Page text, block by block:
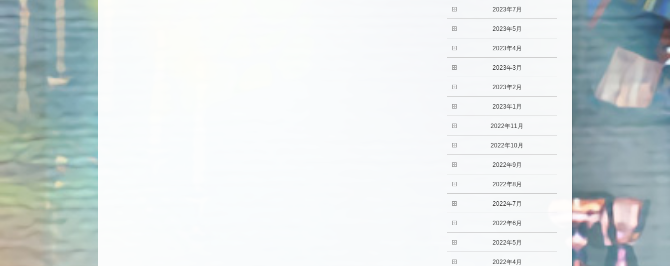
2023年7月
2023年5月
2023年4月
2023年3月
2023年2月
2023年1月
2022年11月
2022年10月
2022年9月
2022年8月
2022年7月
2022年6月
2022年5月
2022年4月